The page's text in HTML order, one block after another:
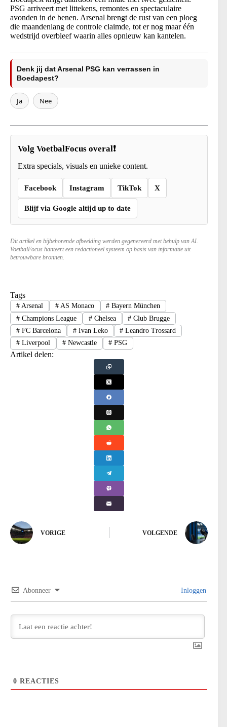
PSG arriveert met littekens, remontes en spectaculaire
avonden in de benen. Arsenal brengt de rust van een ploeg
die maandenlang de controle claimde, tot er nog maar één
wedstrijd overbleef waarin alles opnieuw kan kantelen.
Denk jij dat Arsenal PSG kan verrassen in
Boedapest?
Ja Nee
Volg VoetbalFocus overal❗
Extra specials, visuals en unieke content.
Facebook Instagram TikTok X
Blijf via Google altijd up to date
Dit artikel en bijbehorende afbeelding werden gegenereerd met behulp van AI.
VoetbalFocus hanteert een redactioneel systeem op basis van informatie uit
betrouwbare bronnen.
Tags
#Arsenal #AS Monaco # Bayern München
#Champions League #Chelsea # Club Brugge
#FC Barcelona #Ivan Leko # Leandro Trossard
#Liverpool #Newcastle # PSG
Artikel delen:
VORIGE VOLGENDE
Abonneer Inloggen
0 REACTIES